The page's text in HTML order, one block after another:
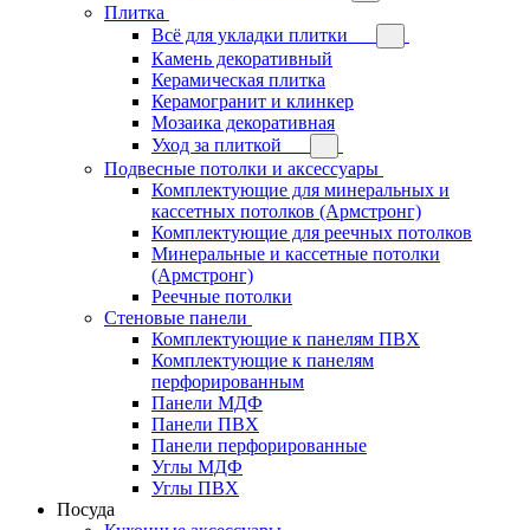
Плитка
Всё для укладки плитки
Камень декоративный
Керамическая плитка
Керамогранит и клинкер
Мозаика декоративная
Уход за плиткой
Подвесные потолки и аксессуары
Комплектующие для минеральных и
кассетных потолков (Армстронг)
Комплектующие для реечных потолков
Минеральные и кассетные потолки
(Армстронг)
Реечные потолки
Стеновые панели
Комплектующие к панелям ПВХ
Комплектующие к панелям
перфорированным
Панели МДФ
Панели ПВХ
Панели перфорированные
Углы МДФ
Углы ПВХ
Посуда